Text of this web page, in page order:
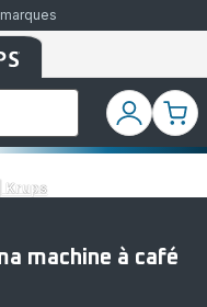
Accueil
Rowenta
Mon
compte
Mon
Krups
machine à café